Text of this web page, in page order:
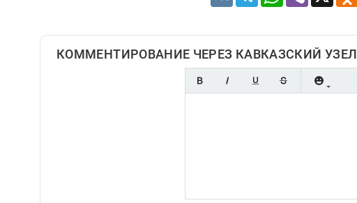
КОММЕНТИРОВАНИЕ ЧЕРЕЗ КАВКАЗСКИЙ УЗЕЛ